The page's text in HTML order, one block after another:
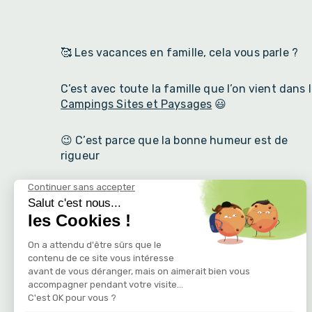
🥰 Les vacances en famille, cela vous parle ?
C’est avec toute la famille que l’on vient dans
Campings Sites et Paysages 😃
😉 C’est parce que la bonne humeur est de
rigueur
Que cette belle photo a été réalisée. 😍
🔥 Et vous ???
Vous venez à quelle date pour faire vos plus
belles photos ? ☀️